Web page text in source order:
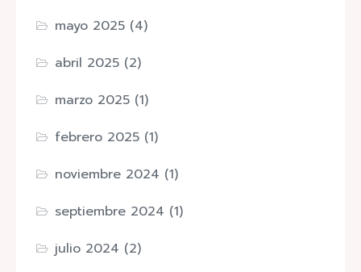
mayo 2025 (4)
abril 2025 (2)
marzo 2025 (1)
febrero 2025 (1)
noviembre 2024 (1)
septiembre 2024 (1)
julio 2024 (2)